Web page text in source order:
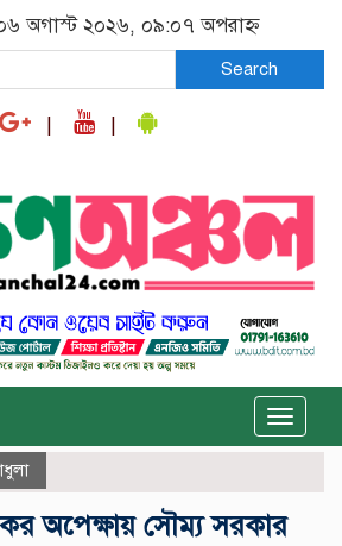
অগাস্ট ২০২৬, ০৯:০৭ অপরাহ্ন
Search
Toggle
অপেক্ষায় সৌম্য সরকার